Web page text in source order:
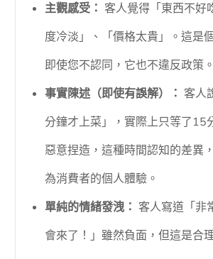
主觀感受： 客人覺得「東西不好
度冷淡」、「價格太貴」。這是
即使您不認同，它也不違反政策。
事實陳述（即使有誤解）： 客人
分鐘才上菜」，實際上只等了15
惡意捏造，這種時間認知的差異
為消費者的個人體驗。
單純的情緒發洩： 客人寫道「非
會來了！」雖然負面，但這是合